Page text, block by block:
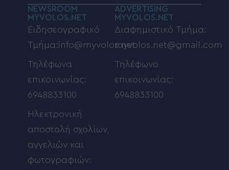
NEWSROOM
MYVOLOS.NET
Ειδησεογραφικό
Τμήμα:info@myvolos.net
Τηλέφωνα
επικοινωνίας:
6948833100
Ηλεκτρονική
αποστολή σχολίων,
αγγελιών και
φωτογραφιών:
ADVERTISING
MYVOLOS.NET
Διαφημιστικό Τμήμα:
myvolos.net@gmail.com
Τηλέφωνο
επικοινωνίας:
6948833100